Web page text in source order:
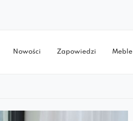
Nowości Zapowiedzi Meble